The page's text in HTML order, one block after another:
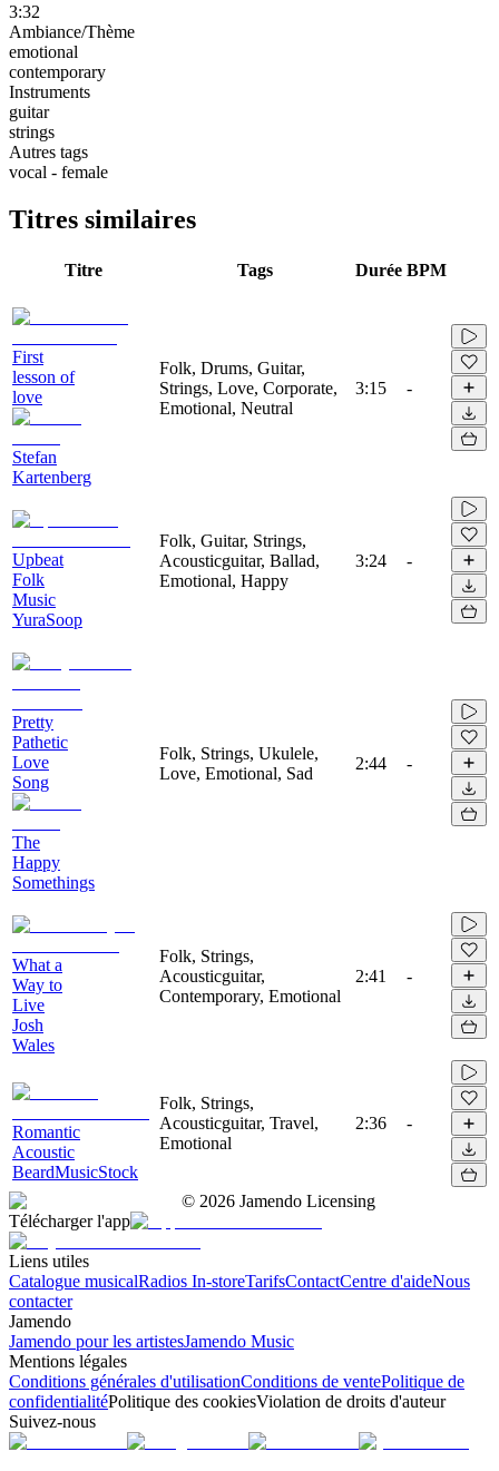
3:32
Ambiance/Thème
emotional
contemporary
Instruments
guitar
strings
Autres tags
vocal - female
Titres similaires
Titre Tags Durée BPM
First
lesson of
love
Stefan
Kartenberg
Folk, Drums, Guitar,
Strings, Love, Corporate,
Emotional, Neutral
3:15 -
Upbeat
Folk
Music
YuraSoop
Folk, Guitar, Strings,
Acousticguitar, Ballad,
Emotional, Happy
3:24 -
Pretty
Pathetic
Love
Song
The
Happy
Somethings
Folk, Strings, Ukulele,
Love, Emotional, Sad
2:44 -
What a
Way to
Live
Josh
Wales
Folk, Strings,
Acousticguitar,
Contemporary, Emotional
2:41 -
Romantic
Acoustic
BeardMusicStock
Folk, Strings,
Acousticguitar, Travel,
Emotional
2:36 -
© 2026 Jamendo Licensing
Télécharger l'app
Liens utiles
Catalogue musicalRadios In-storeTarifsContactCentre d'aideNous
contacter
Jamendo
Jamendo pour les artistesJamendo Music
Mentions légales
Conditions générales d'utilisationConditions de ventePolitique de
confidentialitéPolitique des cookiesViolation de droits d'auteur
Suivez-nous